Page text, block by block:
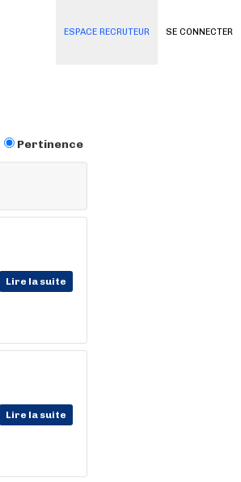
SE CONNECTER
ESPACE RECRUTEUR
Pertinence
Lire la suite
Lire la suite